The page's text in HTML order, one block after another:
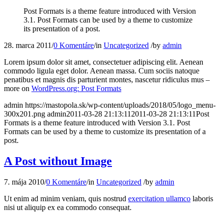
Post Formats is a theme feature introduced with Version
3.1. Post Formats can be used by a theme to customize
its presentation of a post.
28. marca 2011/0 Komentáre/in Uncategorized /by admin
Lorem ipsum dolor sit amet, consectetuer adipiscing elit. Aenean
commodo ligula eget dolor. Aenean massa. Cum sociis natoque
penatibus et magnis dis parturient montes, nascetur ridiculus mus –
more on WordPress.org: Post Formats
admin https://mastopola.sk/wp-content/uploads/2018/05/logo_menu-
300x201.png admin2011-03-28 21:13:11 2011-03-28 21:13:11Post
Formats is a theme feature introduced with Version 3.1. Post
Formats can be used by a theme to customize its presentation of a
post.
A Post without Image
7. mája 2010/0 Komentáre/in Uncategorized /by admin
Ut enim ad minim veniam, quis nostrud exercitation ullamco laboris
nisi ut aliquip ex ea commodo consequat.